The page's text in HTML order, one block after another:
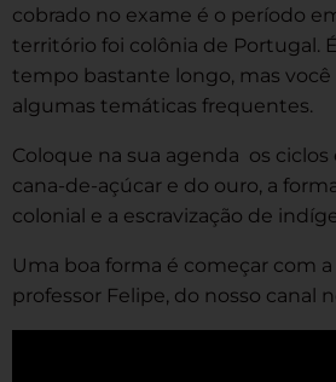
cobrado no exame é o período
território foi colônia de Portugal.
tempo bastante longo, mas
algumas temáticas frequentes.
Coloque na sua agenda os
cana-de-açúcar e do ouro, a
colonial e a escravização de
Uma boa forma é começar com
professor Felipe, do nosso canal